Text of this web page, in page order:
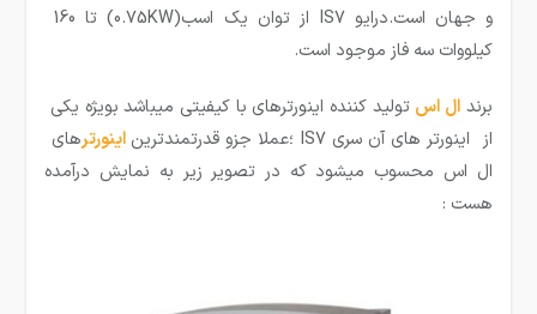
و جهان است.درایو IS7 از توان یک اسب(0.75KW) تا 160
کیلووات سه فاز موجود است.
برندال اس تولید کننده اینورترهای با کیفیتی میباشد بویژه یکی
از اینورتر های آن سری IS7 ؛عملا جزو قدرتمندترین
اینورترهای
ال اس محسوب میشود که در تصویر زیر به نمایش درآمده
هست :